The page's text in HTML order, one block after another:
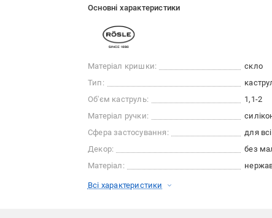
Основні характеристики
Матеріал кришки:
скло
Тип:
Об'єм каструль:
1,1-2
Матеріал ручки:
Сфера застосування:
для
Декор:
без
Матеріал:
Всі характеристики